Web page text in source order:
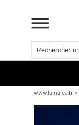
www.lumalea.fr >